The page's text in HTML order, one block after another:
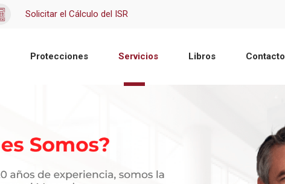
Solicitar el Cálculo del ISR
Protecciones Servicios Libros Contacto